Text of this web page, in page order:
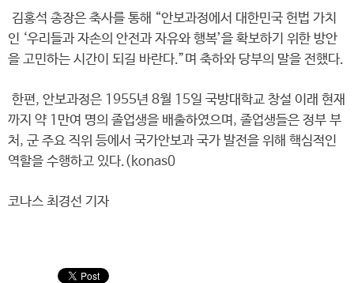
김홍석 총장은 축사를 통해 “안보과정에서 대한민국 헌법 가치
인 ‘우리들과 자손의 안전과 자유와 행복’을 확보하기 위한 방안
을 고민하는 시간이 되길 바란다.”며 축하와 당부의 말을 전했다.
한편, 안보과정은 1955년 8월 15일 국방대학교 창설 이래 현재
까지 약 1만여 명의 졸업생을 배출하였으며, 졸업생들은 정부 부
처, 군 주요 직위 등에서 국가안보과 국가 발전을 위해 핵심적인
역할을 수행하고 있다.(konas0
코나스 최경선 기자